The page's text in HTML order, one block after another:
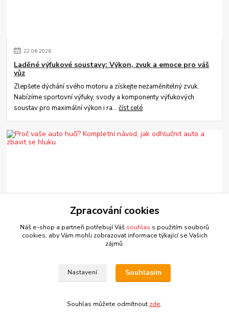
22.06.2026
Laděné výfukové soustavy: Výkon, zvuk a emoce pro váš
vůz
Zlepšete dýchání svého motoru a získejte nezaměnitelný zvuk.
Nabízíme sportovní výfuky, svody a komponenty výfukových
soustav pro maximální výkon i ra...číst celé
Proč vaše auto hučí? Kompletní návod, jak odhlučnit
auto a zbavit se hluku
návod, jak efektivně odhlučnit auto pomocí butylkaučuku a pěnové
Zpracování cookies
Náš e-shop a partneři potřebují Váš souhlas s použitím souborů
cookies, aby Vám mohli zobrazovat informace týkající se Vašich
zájmů.
Nastavení Souhlasím
Souhlas můžete odmítnout zde.